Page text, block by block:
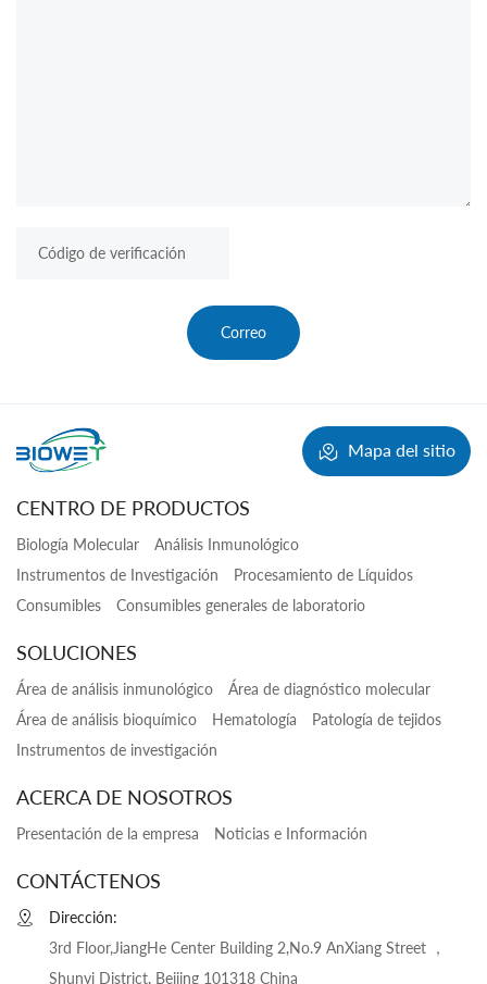
Correo
Mapa del sitio
CENTRO DE PRODUCTOS
Biología Molecular
Análisis Inmunológico
Instrumentos de Investigación
Procesamiento de Líquidos
Consumibles
Consumibles generales de laboratorio
SOLUCIONES
Área de análisis inmunológico
Área de diagnóstico molecular
Área de análisis bioquímico
Hematología
Patología de tejidos
Instrumentos de investigación
ACERCA DE NOSOTROS
Presentación de la empresa Noticias e Información
CONTÁCTENOS
Dirección:
3rd Floor,JiangHe Center Building 2,No.9 AnXiang Street ，
Shunyi District, Beijing 101318 China